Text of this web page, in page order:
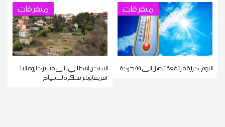
متفرقات
اليوم: حرارة مرتفعة تصل إلى 44 درجة
متفرقات
السجن لإيطالي بنى مسرحا رومانيا
مزيفا وباع تذاكره للسياح!